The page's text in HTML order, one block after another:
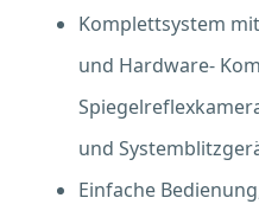
Komplettsystem
und Hardware-
und
Einfache